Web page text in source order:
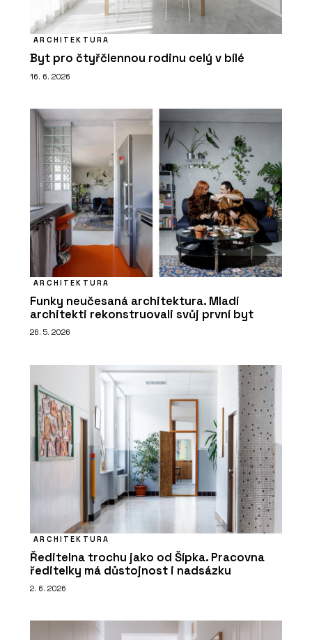
ARCHITEKTURA
Byt pro čtyřčlennou rodinu celý v bílé
16. 6. 2026
ARCHITEKTURA
Funky neučesaná architektura. Mladí
architekti rekonstruovali svůj první byt
26. 5. 2026
ARCHITEKTURA
Ředitelna trochu jako od Šípka. Pracovna
ředitelky má důstojnost i nadsázku
2. 6. 2026